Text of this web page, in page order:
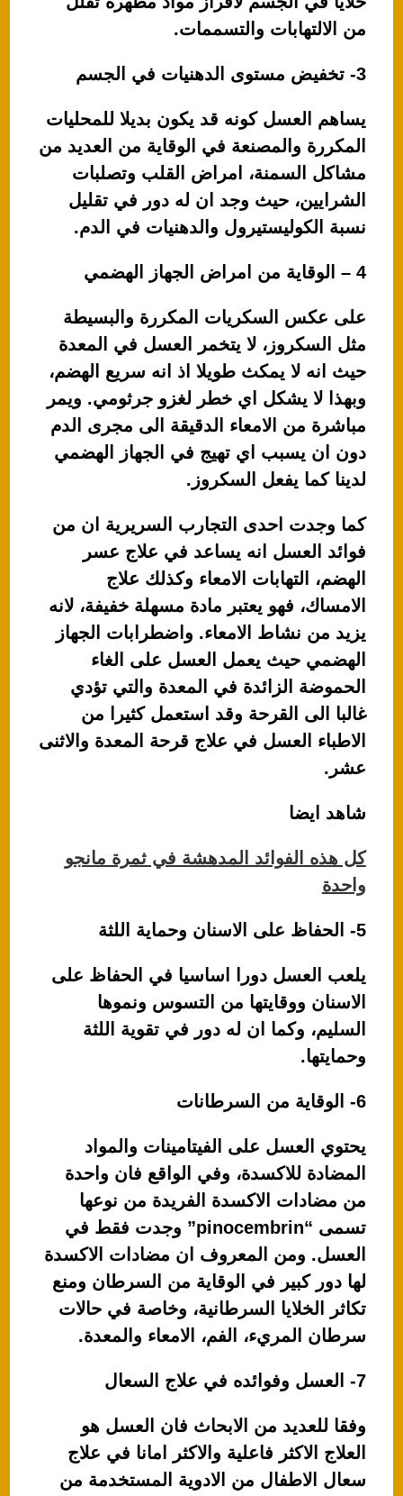
من الالتهابات والتسممات.
3- تخفيض مستوى الدهنيات في الجسم
يساهم العسل كونه قد يكون بديلا للمحليات
المكررة والمصنعة في الوقاية من العديد من
مشاكل السمنة، امراض القلب وتصلبات
الشرايين، حيث وجد ان له دور في تقليل
نسبة الكوليستيرول والدهنيات في الدم.
4 – الوقاية من امراض الجهاز الهضمي
على عكس السكريات المكررة والبسيطة
مثل السكروز، لا يتخمر العسل في المعدة
حيث انه لا يمكث طويلا اذ انه سريع الهضم،
وبهذا لا يشكل اي خطر لغزو جرثومي. ويمر
مباشرة من الامعاء الدقيقة الى مجرى الدم
دون ان يسبب اي تهيج في الجهاز الهضمي
لدينا كما يفعل السكروز.
كما وجدت احدى التجارب السريرية ان من
فوائد العسل انه يساعد في علاج عسر
الهضم، التهابات الامعاء وكذلك علاج
الامساك، فهو يعتبر مادة مسهلة خفيفة، لانه
يزيد من نشاط الامعاء. واضطرابات الجهاز
الهضمي حيث يعمل العسل على الغاء
الحموضة الزائدة في المعدة والتي تؤدي
غالبا الى القرحة وقد استعمل كثيرا من
الاطباء العسل في علاج قرحة المعدة والاثنى
عشر.
شاهد ايضا
كل هذه الفوائد المدهشة في ثمرة مانجو
واحدة
5- الحفاظ على الاسنان وحماية اللثة
يلعب العسل دورا اساسيا في الحفاظ على
الاسنان ووقايتها من التسوس ونموها
السليم، وكما ان له دور في تقوية اللثة
وحمايتها.
6- الوقاية من السرطانات
يحتوي العسل على الفيتامينات والمواد
المضادة للاكسدة، وفي الواقع فان واحدة
من مضادات الاكسدة الفريدة من نوعها
تسمى “pinocembrin” وجدت فقط في
العسل. ومن المعروف ان مضادات الاكسدة
لها دور كبير في الوقاية من السرطان ومنع
تكاثر الخلايا السرطانية، وخاصة في حالات
سرطان المريء، الفم، الامعاء والمعدة.
7- العسل وفوائده في علاج السعال
وفقا للعديد من الابحاث فان العسل هو
العلاج الاكثر فاعلية والاكثر امانا في علاج
سعال الاطفال من الادوية المستخدمة من